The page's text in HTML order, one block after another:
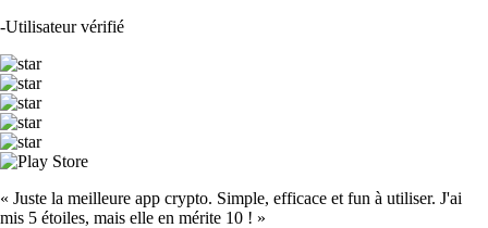
-Utilisateur vérifié
« Juste la meilleure app crypto. Simple, efficace et fun à utiliser. J'ai
mis 5 étoiles, mais elle en mérite 10 ! »